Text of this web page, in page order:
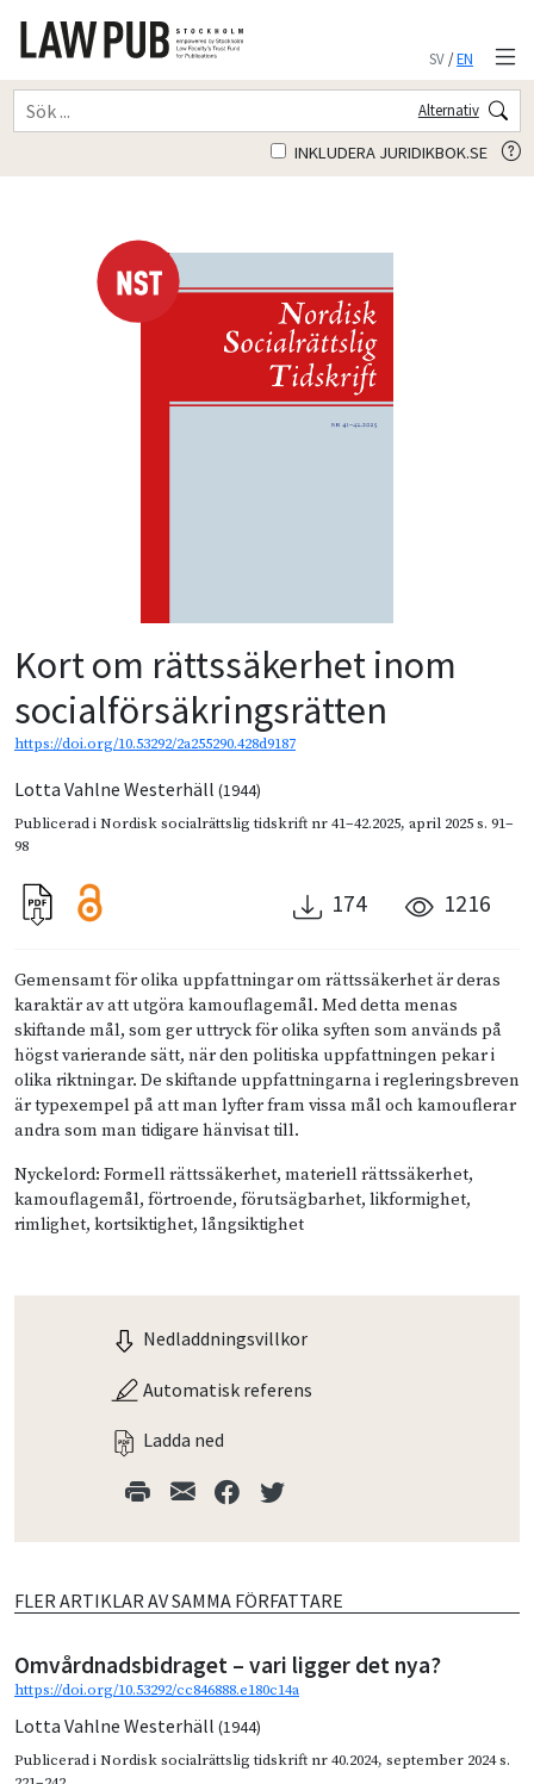
SV/EN
Alternativ
INKLUDERA JURIDIKBOK.SE
Kort om rättssäkerhet inom
socialförsäkringsrätten
https://doi.org/10.53292/2a255290.428d9187
Lotta Vahlne Westerhäll (1944)
Publicerad iNordisk socialrättslig tidskrift nr 41–42.2025, april 2025s. 91–
98
174 1216
Gemensamt för olika uppfattningar om rättssäkerhet är deras
karaktär av att utgöra kamouflagemål. Med detta menas
skiftande mål, som ger uttryck för olika syften som används på
högst varierande sätt, när den politiska uppfattningen pekar i
olika riktningar. De skiftande uppfattningarna i regleringsbreven
är typexempel på att man lyfter fram vissa mål och kamouflerar
andra som man tidigare hänvisat till.
Nyckelord: Formell rättssäkerhet, materiell rättssäkerhet,
kamouflagemål, förtroende, förutsägbarhet, likformighet,
rimlighet, kortsiktighet, långsiktighet
Nedladdningsvillkor
Automatisk referens
Ladda ned
FLER ARTIKLAR AV SAMMA FÖRFATTARE
Omvårdnadsbidraget – vari ligger det nya?
https://doi.org/10.53292/cc846888.e180c14a
Lotta Vahlne Westerhäll (1944)
Publicerad iNordisk socialrättslig tidskrift nr 40.2024, september 2024s.